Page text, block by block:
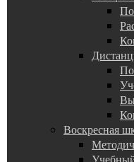
Воскресная